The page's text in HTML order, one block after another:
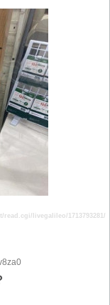
read.cgi/livegalileo/1713793281/